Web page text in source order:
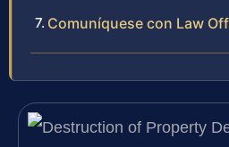
Comuníquese con Law